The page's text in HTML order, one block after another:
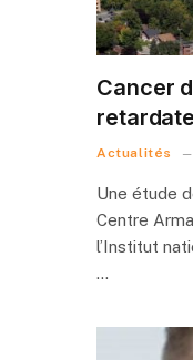
Cancer
Actualités
Une étude
Centre
l’Institut
…